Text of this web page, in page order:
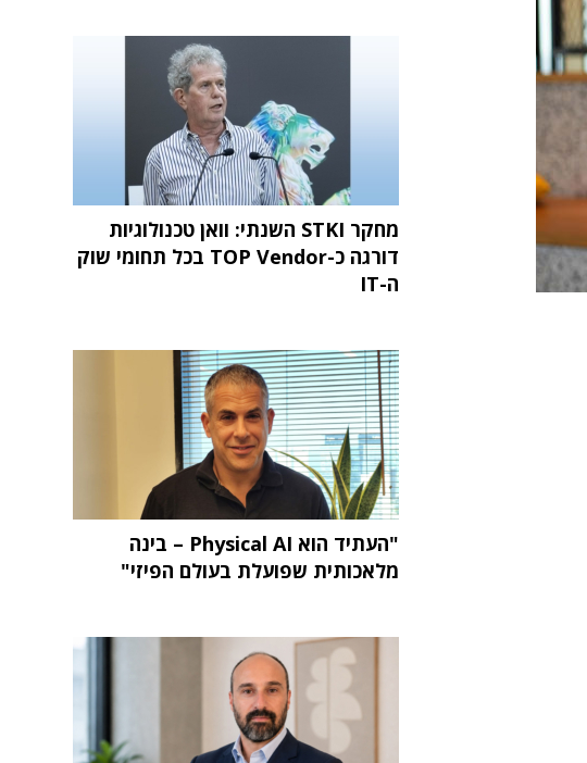
מחקר STKI השנתי: וואן טכנולוגיות
דורגה כ-TOP Vendor בכל תחומי שוק
ה-IT
"העתיד הוא Physical AI – בינה
מלאכותית שפועלת בעולם הפיזי"